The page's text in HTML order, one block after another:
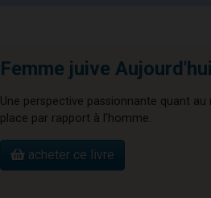
Femme juive Aujourd'hui
Une perspective passionnante quant
place par rapport à l'homme.
acheter ce livre